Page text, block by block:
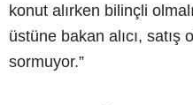
konut alırken bilinçli
üstüne bakan alıcı,
sormuyor.”